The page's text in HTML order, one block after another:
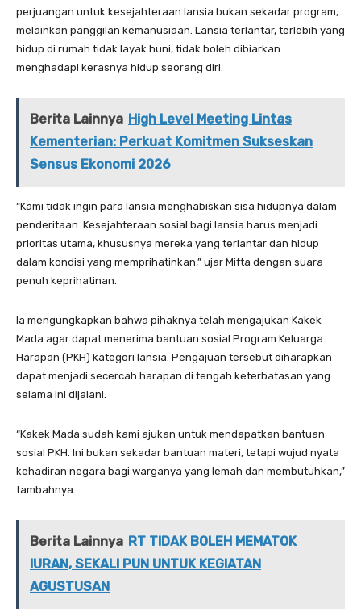
perjuangan untuk kesejahteraan lansia bukan sekadar program,
melainkan panggilan kemanusiaan. Lansia terlantar, terlebih yang
hidup di rumah tidak layak huni, tidak boleh dibiarkan
menghadapi kerasnya hidup seorang diri.
Berita Lainnya High Level Meeting Lintas
Kementerian: Perkuat Komitmen Sukseskan
Sensus Ekonomi 2026
“Kami tidak ingin para lansia menghabiskan sisa hidupnya dalam
penderitaan. Kesejahteraan sosial bagi lansia harus menjadi
prioritas utama, khususnya mereka yang terlantar dan hidup
dalam kondisi yang memprihatinkan,” ujar Mifta dengan suara
penuh keprihatinan.
Ia mengungkapkan bahwa pihaknya telah mengajukan Kakek
Mada agar dapat menerima bantuan sosial Program Keluarga
Harapan (PKH) kategori lansia. Pengajuan tersebut diharapkan
dapat menjadi secercah harapan di tengah keterbatasan yang
selama ini dijalani.
“Kakek Mada sudah kami ajukan untuk mendapatkan bantuan
sosial PKH. Ini bukan sekadar bantuan materi, tetapi wujud nyata
kehadiran negara bagi warganya yang lemah dan membutuhkan,”
tambahnya.
Berita Lainnya RT TIDAK BOLEH MEMATOK
IURAN, SEKALI PUN UNTUK KEGIATAN
AGUSTUSAN